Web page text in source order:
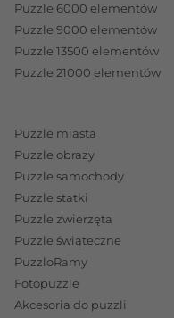
Puzzle 6000 elementów
Puzzle 9000 elementów
Puzzle 13500 elementów
Puzzle 21000 elementów
Puzzle miasta
Puzzle obrazy
Puzzle samochody
Puzzle statki
Puzzle zwierzęta
Puzzle świąteczne
PuzzloRamy
Fotopuzzle
Akcesoria do puzzli